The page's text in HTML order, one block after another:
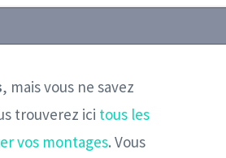
, mais vous ne savez
trouverez ici tous les
vos montages. Vous